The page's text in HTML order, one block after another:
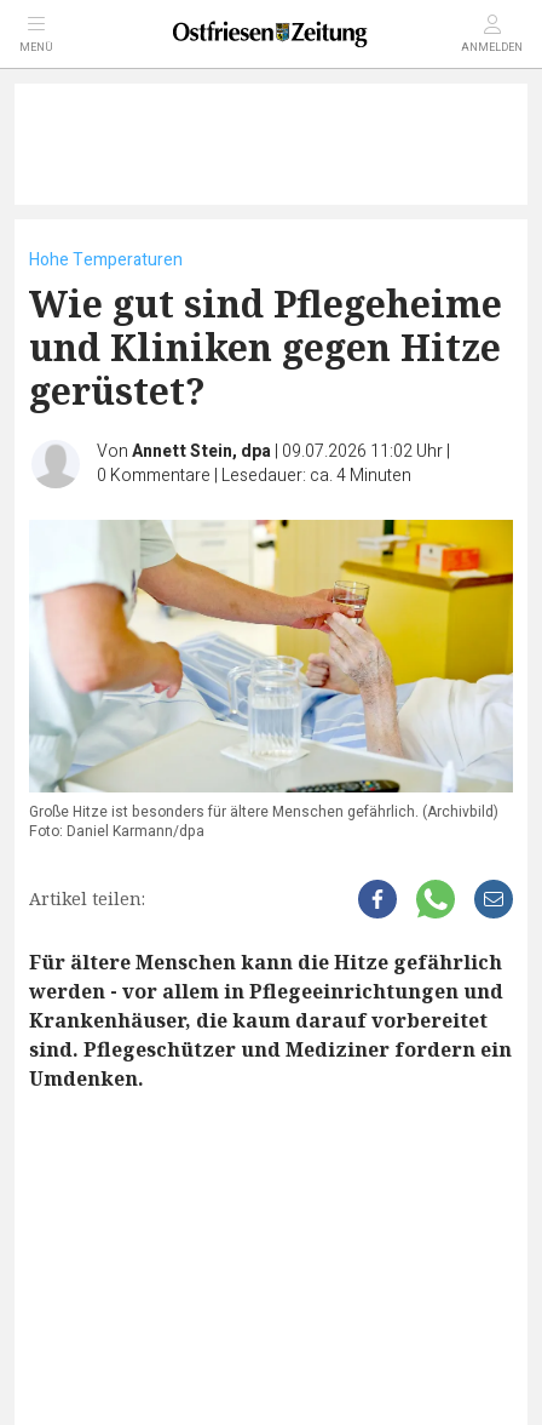
MENÜ ANMELDEN
Hohe Temperaturen
Wie gut sind Pflegeheime
und Kliniken gegen Hitze
gerüstet?
VonAnnett Stein, dpa| 09.07.2026 11:02 Uhr|
0 Kommentare | Lesedauer: ca. 4 Minuten
Große Hitze ist besonders für ältere Menschen gefährlich. (Archivbild)
Foto: Daniel Karmann/dpa
Artikel teilen:
Für ältere Menschen kann die Hitze gefährlich
werden - vor allem in Pflegeeinrichtungen und
Krankenhäuser, die kaum darauf vorbereitet
sind. Pflegeschützer und Mediziner fordern ein
Umdenken.